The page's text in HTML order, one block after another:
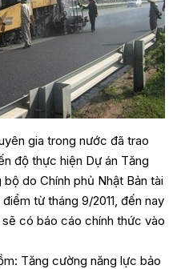
gia trong nước đã trao
độ thực hiện Dự án Tăng
do Chính phủ Nhật Bản tài
từ tháng 9/2011, đến nay
có báo cáo chính thức vào
Tăng cường năng lực bảo